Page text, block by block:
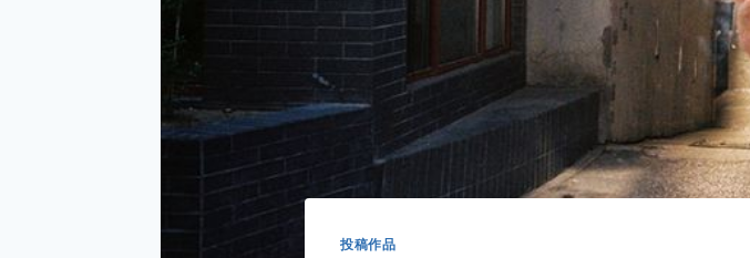
投稿作品